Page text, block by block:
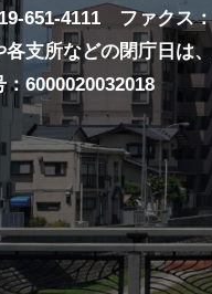
651-4111 ファクス
各支所などの閉庁日は
6000020032018